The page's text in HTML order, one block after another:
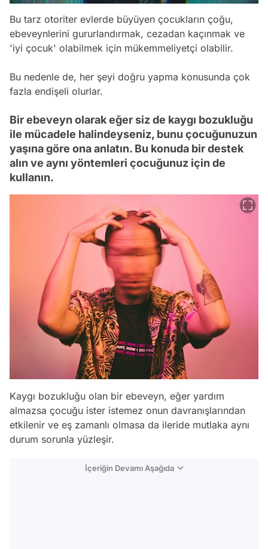
Bu tarz otoriter evlerde büyüyen çocukların çoğu,
ebeveynlerini gururlandırmak, cezadan kaçınmak ve
'iyi çocuk' olabilmek için mükemmeliyetçi olabilir.
Bu nedenle de, her şeyi doğru yapma konusunda çok
fazla endişeli olurlar.
Bir ebeveyn olarak eğer siz de kaygı bozukluğu
ile mücadele halindeyseniz, bunu çocuğunuzun
yaşına göre ona anlatın. Bu konuda bir destek
alın ve aynı yöntemleri çocuğunuz için de
kullanın.
Kaygı bozukluğu olan bir ebeveyn, eğer yardım
almazsa çocuğu ister istemez onun davranışlarından
etkilenir ve eş zamanlı olmasa da ileride mutlaka aynı
durum sorunla yüzleşir.
İçeriğin Devamı Aşağıda